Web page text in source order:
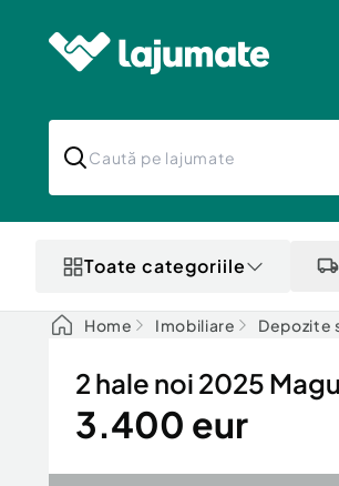
Toate categoriile
Home Imobiliare Depozite
2 hale noi 2025
3.400 eur